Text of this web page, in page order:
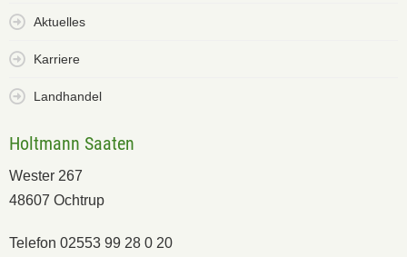
Aktuelles
Karriere
Landhandel
Holtmann Saaten
Wester 267
48607 Ochtrup
Telefon 02553 99 28 0 20